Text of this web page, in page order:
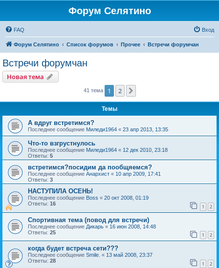
Форум Селятино
FAQ Вход
Форум Селятино Список форумов Прочее Встречи форумчан
Встречи форумчан
Новая тема
41 тема 1 2
Темы
А вдруг встретимся?
Последнее сообщение Миледи1964 « 23 апр 2013, 13:35
Что-то взгрустнулось
Последнее сообщение Миледи1964 « 12 дек 2010, 23:18
Ответы: 5
встретимся?посидим да пообщяемся?
Последнее сообщение Анархист « 10 апр 2009, 17:41
Ответы: 3
НАСТУПИЛА ОСЕНЬ!
Последнее сообщение Boss « 20 окт 2008, 01:19
Ответы: 16 1 2
Спортивная тема (повод для встречи)
Последнее сообщение Дикарь « 16 июн 2008, 14:48
Ответы: 25 1 2
когда будет встреча сети???
Последнее сообщение Smile. « 13 май 2008, 23:37
Ответы: 28 1 2